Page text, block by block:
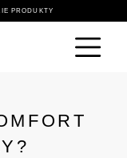
PRODUKTY